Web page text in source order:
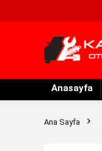
Anasayfa
Ana Sayfa